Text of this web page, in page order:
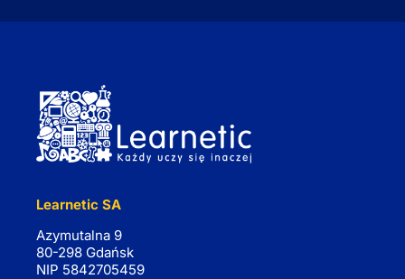
Learnetic SA
Azymutalna 9
80-298 Gdańsk
NIP 5842705459